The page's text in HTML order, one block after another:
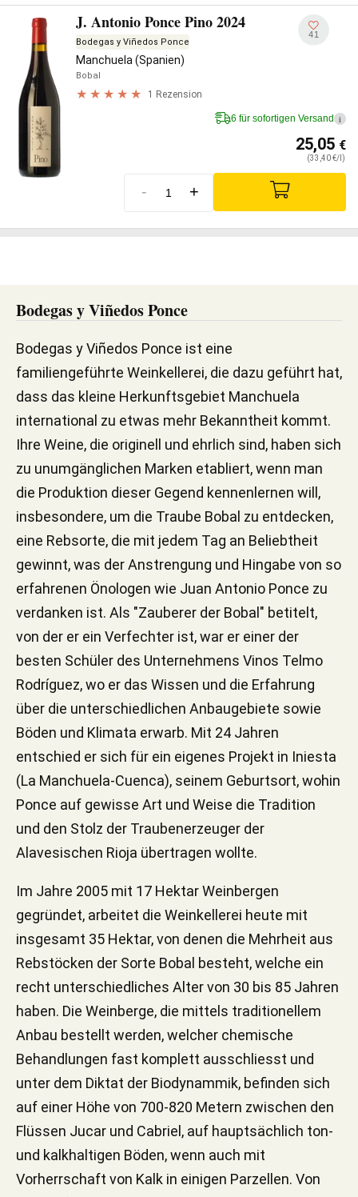
J. Antonio Ponce Pino 2024
Bodegas y Viñedos Ponce
Manchuela (Spanien)
Bobal
1 Rezension
41
6 für sofortigen Versand i
25,05 €
(33,40 €/l)
- +
Bodegas y Viñedos Ponce
Bodegas y Viñedos Ponce ist eine
familiengeführte Weinkellerei, die dazu geführt hat,
dass das kleine Herkunftsgebiet Manchuela
international zu etwas mehr Bekanntheit kommt.
Ihre Weine, die originell und ehrlich sind, haben sich
zu unumgänglichen Marken etabliert, wenn man
die Produktion dieser Gegend kennenlernen will,
insbesondere, um die Traube Bobal zu entdecken,
eine Rebsorte, die mit jedem Tag an Beliebtheit
gewinnt, was der Anstrengung und Hingabe von so
erfahrenen Önologen wie Juan Antonio Ponce zu
verdanken ist. Als "Zauberer der Bobal" betitelt,
von der er ein Verfechter ist, war er einer der
besten Schüler des Unternehmens Vinos Telmo
Rodríguez, wo er das Wissen und die Erfahrung
über die unterschiedlichen Anbaugebiete sowie
Böden und Klimata erwarb. Mit 24 Jahren
entschied er sich für ein eigenes Projekt in Iniesta
(La Manchuela-Cuenca), seinem Geburtsort, wohin
Ponce auf gewisse Art und Weise die Tradition
und den Stolz der Traubenerzeuger der
Alavesischen Rioja übertragen wollte.
Im Jahre 2005 mit 17 Hektar Weinbergen
gegründet, arbeitet die Weinkellerei heute mit
insgesamt 35 Hektar, von denen die Mehrheit aus
Rebstöcken der Sorte Bobal besteht, welche ein
recht unterschiedliches Alter von 30 bis 85 Jahren
haben. Die Weinberge, die mittels traditionellem
Anbau bestellt werden, welcher chemische
Behandlungen fast komplett ausschliesst und
unter dem Diktat der Biodynammik, befinden sich
auf einer Höhe von 700-820 Metern zwischen den
Flüssen Jucar und Cabriel, auf hauptsächlich ton-
und kalkhaltigen Böden, wenn auch mit
Vorherrschaft von Kalk in einigen Parzellen. Von